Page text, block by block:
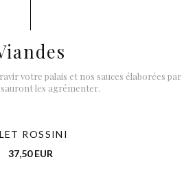
votre palais et nos sauces élaborées par
les agrémenter.
ROSSINI
37,50 EUR